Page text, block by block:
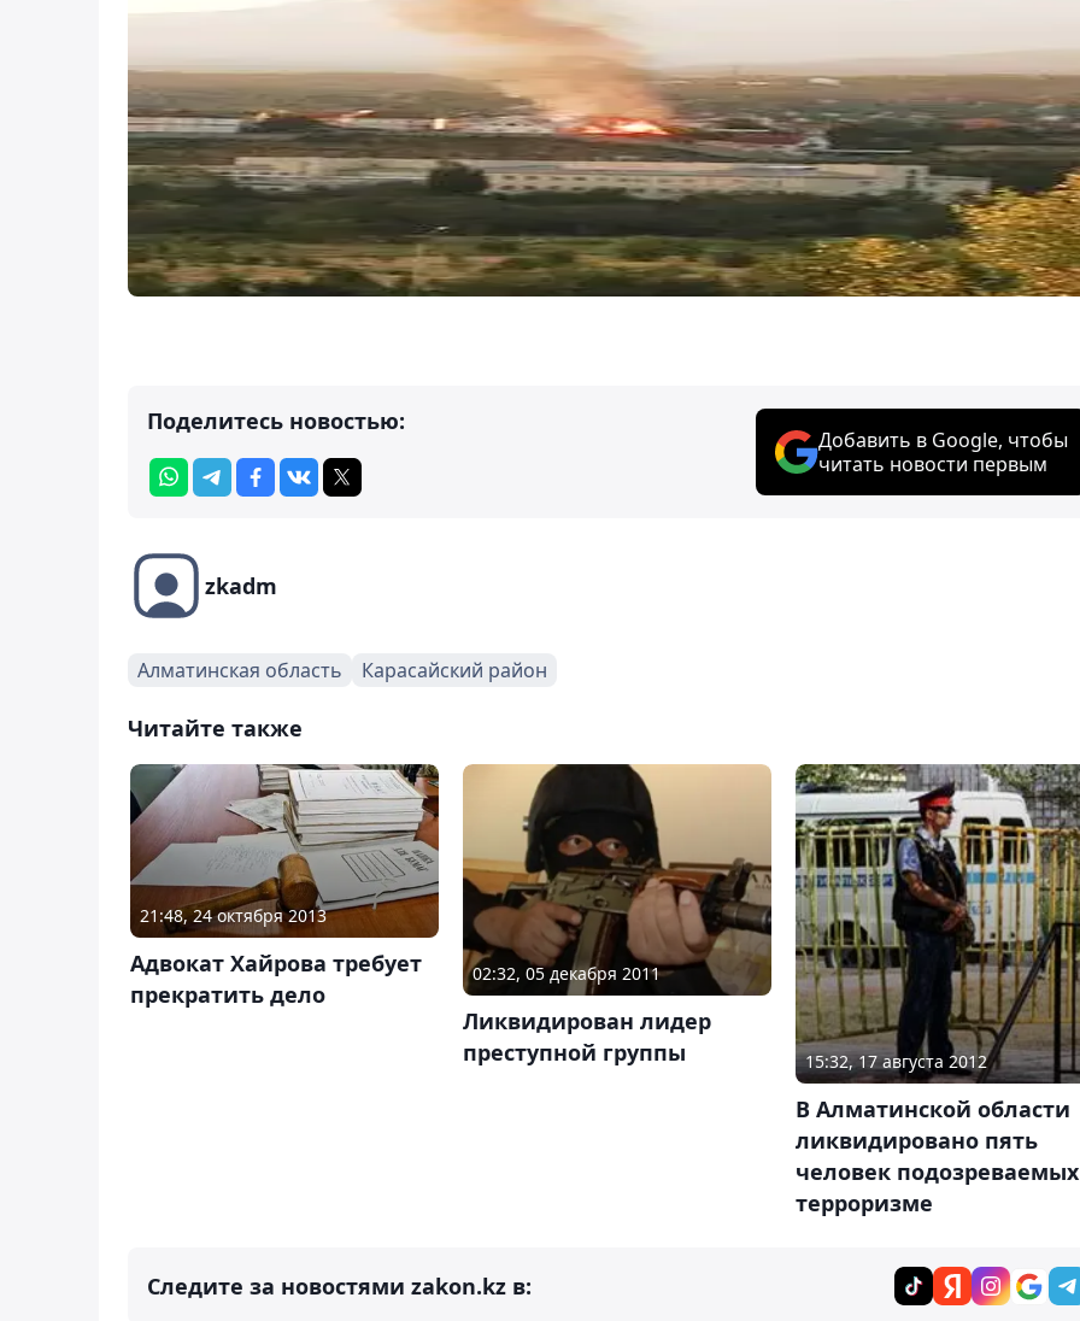
Поделитесь новостью:
Добавить в Google, чтобы
читать новости первым
zkadm
Алматинская область Карасайский район
Читайте также
21:48, 24 октября 2013
Адвокат Хайрова требует
прекратить дело
02:32, 05 декабря 2011
Ликвидирован лидер
преступной группы
15:32, 17 августа 2012
В Алматинской области
ликвидировано пять
человек
терроризме
Следите за новостями zakon.kz в: